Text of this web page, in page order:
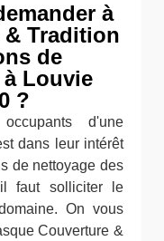
à
& Tradition
de
Louvie
?
d'une
dans leur intérêt
de nettoyage des
faut solliciter le
On vous
Couverture &